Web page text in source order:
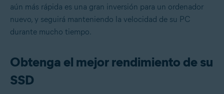
aún más rápida es una gran inversión para un ordenador
nuevo, y seguirá manteniendo la velocidad de su PC
durante mucho tiempo.
Obtenga el mejor rendimiento de su
SSD